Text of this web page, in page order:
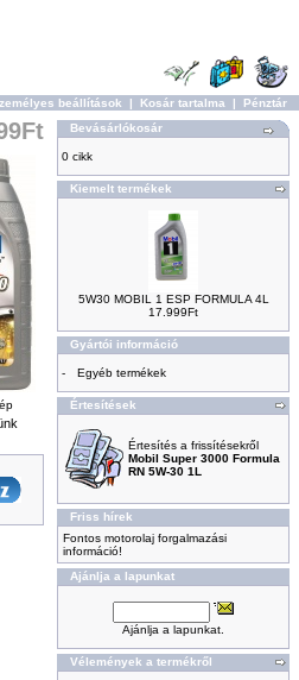
beállítások | Kosár tartalma | Pénztár
Bevásárlókosár
0 cikk
Kiemelt termékek
5W30 MOBIL 1 ESP FORMULA 4L
17.999Ft
Gyártói információ
- Egyéb termékek
Értesítések
Értesítés a frissítésekről
Mobil Super 3000 Formula
RN 5W-30 1L
Friss hírek
Fontos motorolaj forgalmazási
információ!
Ajánlja a lapunkat
Ajánlja a lapunkat.
Vélemények a termékről